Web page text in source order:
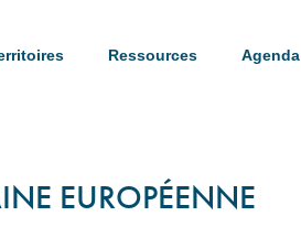
Ressources Agenda
EUROPÉENNE